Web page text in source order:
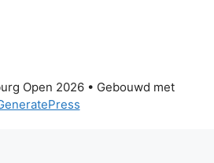
Open 2026• Gebouwd met